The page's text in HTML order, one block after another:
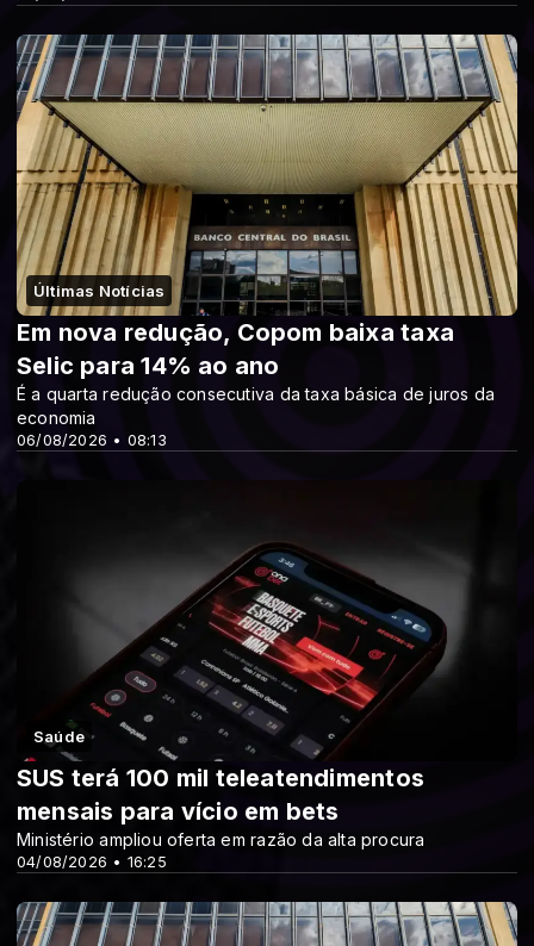
Últimas Notícias
06/08/2026 • 08:13
Em nova redução, Copom baixa taxa
Selic para 14% ao ano
É a quarta redução consecutiva da taxa básica de juros da
economia
Saúde
04/08/2026 • 16:25
SUS terá 100 mil teleatendimentos
mensais para vício em bets
Ministério ampliou oferta em razão da alta procura